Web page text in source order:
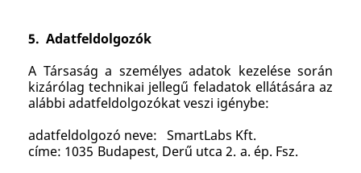
5. Adatfeldolgozók
A Társaság a személyes adatok kezelése során
kizárólag technikai jellegű feladatok ellátására az
alábbi adatfeldolgozókat veszi igénybe:
adatfeldolgozó neve: SmartLabs Kft.
címe: 1035 Budapest, Derű utca 2. a. ép. Fsz.